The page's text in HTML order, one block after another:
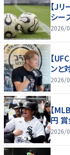
【J
シー
2026/
【
ンと
2026/
【
円
2026/